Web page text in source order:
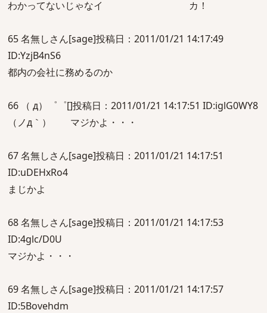
わかってないじゃなイ カ！
65 名無しさん[sage]投稿日：2011/01/21 14:17:49
ID:YzjB4nS6
都内の会社に務めるのか
66 （ д）゜゜[]投稿日：2011/01/21 14:17:51 ID:iglG0WY8
（ノд｀） マジかよ・・・
67 名無しさん[sage]投稿日：2011/01/21 14:17:51
ID:uDEHxRo4
まじかよ
68 名無しさん[sage]投稿日：2011/01/21 14:17:53
ID:4glc/D0U
マジかよ・・・
69 名無しさん[sage]投稿日：2011/01/21 14:17:57
ID:5Bovehdm